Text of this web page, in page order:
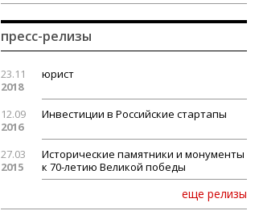
пресс-релизы
23.11
2018
юрист
12.09
2016
Инвестиции в Российские стартапы
27.03
2015
Исторические памятники и монументы
к 70-летию Великой победы
еще релизы